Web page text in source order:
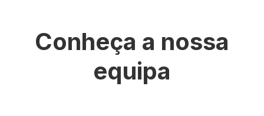
Conheça a nossa
equipa